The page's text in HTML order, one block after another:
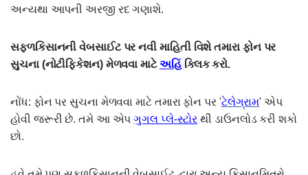
અન્યથા આપની અરજી રદ ગણાશે.
સફ્ળકિસાનની વેબસાઈટ પર નવી માહિતી વિશે તમારા ફોન પર
સુચના (નોટીફિકેશન) મેળવવા માટેઅહિંક્લિક કરો.
નોંધ: ફોન પર સુચના મેળવવા માટે તમારા ફોન પર 'ટેલેગ્રામ' એપ
હોવી જરૂરી છે. તમે આ એપગુગલ પ્લે-સ્ટોર થી ડાઉનલોડ કરી શકો
છો.